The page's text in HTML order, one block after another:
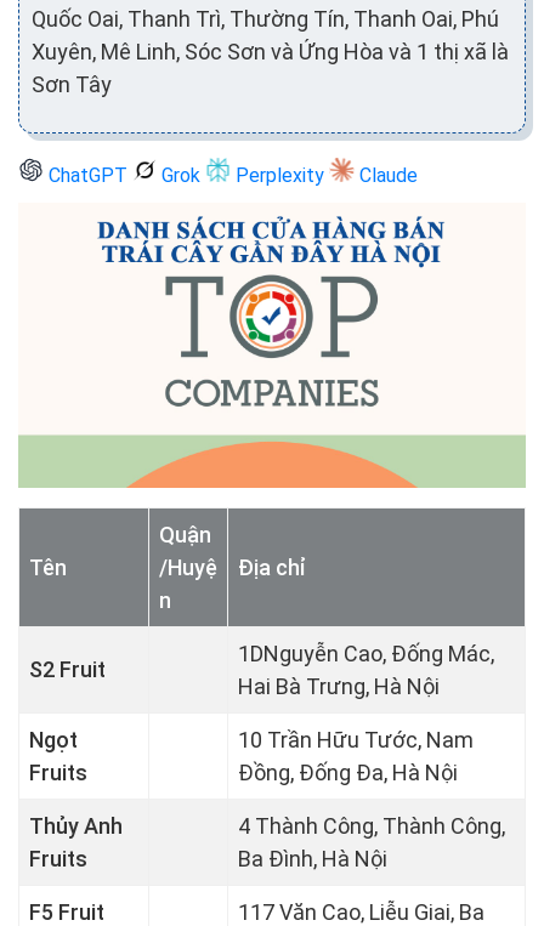
Quốc Oai, Thanh Trì, Thường Tín, Thanh Oai, Phú
Xuyên, Mê Linh, Sóc Sơn và Ứng Hòa và 1 thị xã là
Sơn Tây
ChatGPT Grok Perplexity Claude
Tên
Quận
/Huyệ
n
Địa chỉ
S2 Fruit
1DNguyễn Cao, Đống Mác,
Hai Bà Trưng, Hà Nội
Ngọt
Fruits
10 Trần Hữu Tước, Nam
Đồng, Đống Đa, Hà Nội
Thủy Anh
Fruits
4 Thành Công, Thành Công,
Ba Đình, Hà Nội
F5 Fruit
117 Văn Cao, Liễu Giai, Ba